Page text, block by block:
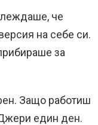
че
на себе си.
за
Защо работиш
един ден.